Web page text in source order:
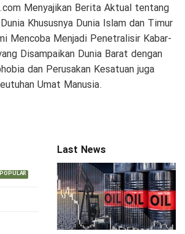
Menyajikan Berita Aktual tentang
Khususnya Dunia Islam dan Timur
Mencoba Menjadi Penetralisir Kabar-
Disampaikan Dunia Barat dengan
dan Perusakan Kesatuan juga
Umat Manusia.
Last News